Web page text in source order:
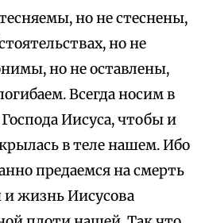
но не стеснены,
но не
но не оставлены,
Всегда носим в
Иисуса, чтобы и
в теле нашем. Ибо
предаемся на смерть
и жизнь Иисусова